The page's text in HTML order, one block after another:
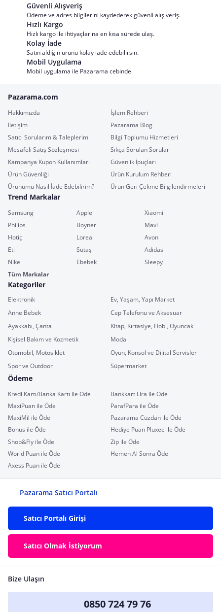
Güvenli Alışveriş
Ödeme ve adres bilgilerini kaydederek güvenli alış veriş.
Hızlı Kargo
Hızlı kargo ile ihtiyaçlarına en kısa sürede ulaş.
Kolay İade
Satın aldığın ürünü kolay iade edebilirsin.
Mobil Uygulama
Mobil uygulama ile Pazarama cebinde.
Pazarama.com
Hakkımızda
İşlem Rehberi
İletişim
Pazarama Blog
Satıcı Sorularım & Taleplerim
Bilgi Toplumu Hizmetleri
Mesafeli Satış Sözleşmesi
Sıkça Sorulan Sorular
Kampanya Kupon Kullanımları
Güvenlik İpuçları
Ürün Güvenliği
Ürün Kurulum Rehberi
Ürünümü Nasıl İade Edebilirim?
Ürün Geri Çekme Bilgilendirmeleri
Trend Markalar
Samsung Apple
Xiaomi
Philips
Boyner
Mavi
Hotiç
Loreal
Avon
Eti
Sütaş
Adidas
Nike
Ebebek
Sleepy
Tüm Markalar
Kategoriler
Elektronik
Ev, Yaşam, Yapı Market
Anne Bebek
Cep Telefonu ve Aksesuar
Ayakkabı, Çanta
Kitap, Kırtasiye, Hobi, Oyuncak
Kişisel Bakım ve Kozmetik
Moda
Otomobil, Motosiklet
Oyun, Konsol ve Dijital Servisler
Spor ve Outdoor
Süpermarket
Ödeme
Kredi Kartı/Banka Kartı ile Öde
Bankkart Lira ile Öde
MaxiPuan ile Öde
ParafPara ile Öde
MaxiMil ile Öde
Pazarama Cüzdan ile Öde
Bonus ile Öde
Hediye Puan Pluxee ile Öde
Shop&Fly ile Öde
Zip ile Öde
World Puan ile Öde
Hemen Al Sonra Öde
Axess Puan ile Öde
Pazarama Satıcı Portalı
Satıcı Portalı Girişi
Satıcı Olmak İstiyorum
Bize Ulaşın
0850 724 79 76